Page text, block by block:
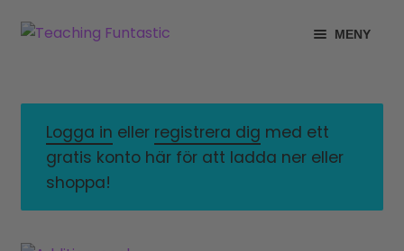
Hoppa
Gå
MENY
UNDERMENY
GRATISMATERIAL
BUTIK
Logga in eller registrera dig med ett
gratis konto här för att ladda ner eller
shoppa!